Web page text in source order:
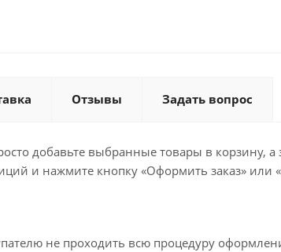
Отзывы Задать вопрос
добавьте выбранные товары в корзину, а
и нажмите кнопку «Оформить заказ» или
не проходить всю процедуру